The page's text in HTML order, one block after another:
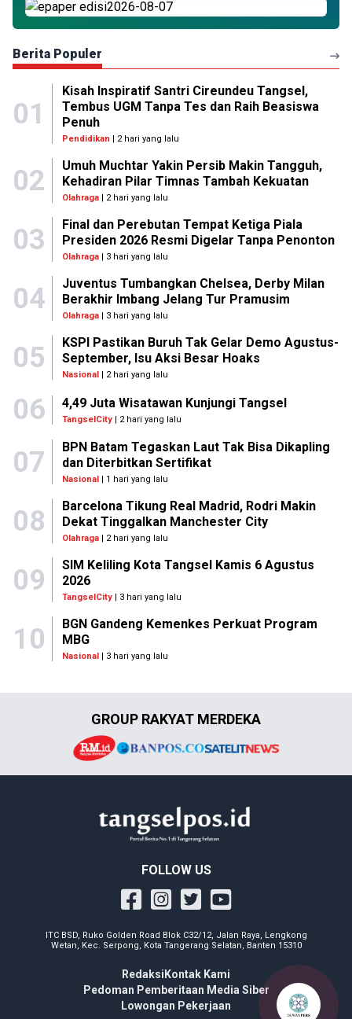
Berita Populer
01
Kisah Inspiratif Santri Cireundeu Tangsel,
Tembus UGM Tanpa Tes dan Raih Beasiswa
Penuh
Pendidikan | 2 hari yang lalu
02
Umuh Muchtar Yakin Persib Makin Tangguh,
Kehadiran Pilar Timnas Tambah Kekuatan
Olahraga| 2 hari yang lalu
03
Final dan Perebutan Tempat Ketiga Piala
Presiden 2026 Resmi Digelar Tanpa Penonton
Olahraga| 3 hari yang lalu
04
Juventus Tumbangkan Chelsea, Derby Milan
Berakhir Imbang Jelang Tur Pramusim
Olahraga| 3 hari yang lalu
05
KSPI Pastikan Buruh Tak Gelar Demo Agustus-
September, Isu Aksi Besar Hoaks
Nasional| 2 hari yang lalu
06 4,49 Juta Wisatawan Kunjungi Tangsel
TangselCity | 2 hari yang lalu
07
BPN Batam Tegaskan Laut Tak Bisa Dikapling
dan Diterbitkan Sertifikat
Nasional| 1 hari yang lalu
08
Barcelona Tikung Real Madrid, Rodri Makin
Dekat Tinggalkan Manchester City
Olahraga| 2 hari yang lalu
09
SIM Keliling Kota Tangsel Kamis 6 Agustus
2026
TangselCity| 3 hari yang lalu
10
BGN Gandeng Kemenkes Perkuat Program
MBG
Nasional| 3 hari yang lalu
GROUP RAKYAT MERDEKA
FOLLOW US
ITC BSD, Ruko Golden Road Blok C32/12, Jalan Raya, Lengkong
Wetan, Kec. Serpong, Kota Tangerang Selatan, Banten 15310
Redaksi Kontak Kami
Pedoman Pemberitaan Media Siber
Lowongan Pekerjaan